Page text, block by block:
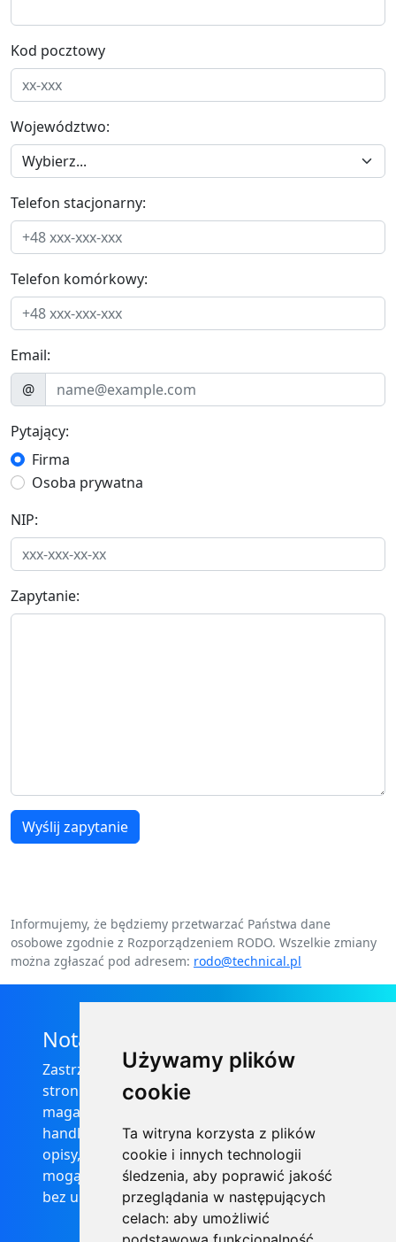
Używamy plików
cookie
Ta witryna korzysta z plików
cookie i innych technologii
śledzenia, aby poprawić jakość
przeglądania w następujących
celach: aby umożliwić
Kod pocztowy
Województwo:
Telefon stacjonarny:
Telefon komórkowy:
Email:
@
Pytający:
Firma
Osoba prywatna
NIP:
Zapytanie:
Wyślij zapytanie
Informujemy, że będziemy przetwarzać Państwa dane
osobowe zgodnie z Rozporządzeniem RODO. Wszelkie zmiany
można zgłaszać pod adresem: rodo@technical.pl
Nota prawna
Zastrzega się, że informacje zamieszczone na
stronie internetowej https://informator-
magazynowy.technical.pl/ nie stanowią oferty
handlowej w rozumieniu prawa, ponadto
opisy, dane techniczne i pozostałe informacje
mogą ulec zmianie bez podania przyczyny i
bez uprzedzenia.